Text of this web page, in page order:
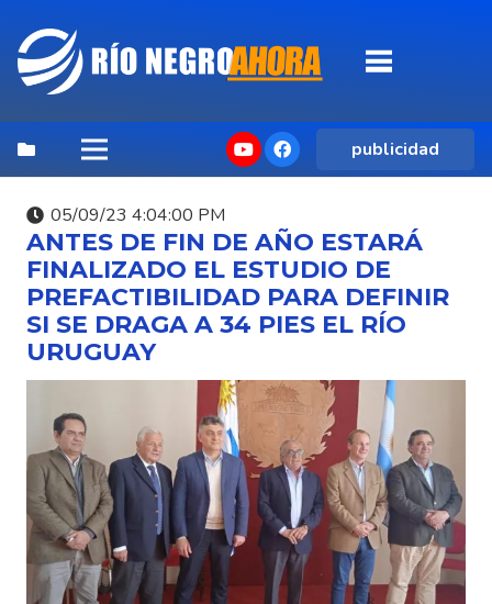
publicidad
05/09/23 4:04:00 PM
ANTES DE FIN DE AÑO ESTARÁ
FINALIZADO EL ESTUDIO DE
PREFACTIBILIDAD PARA DEFINIR
SI SE DRAGA A 34 PIES EL RÍO
URUGUAY